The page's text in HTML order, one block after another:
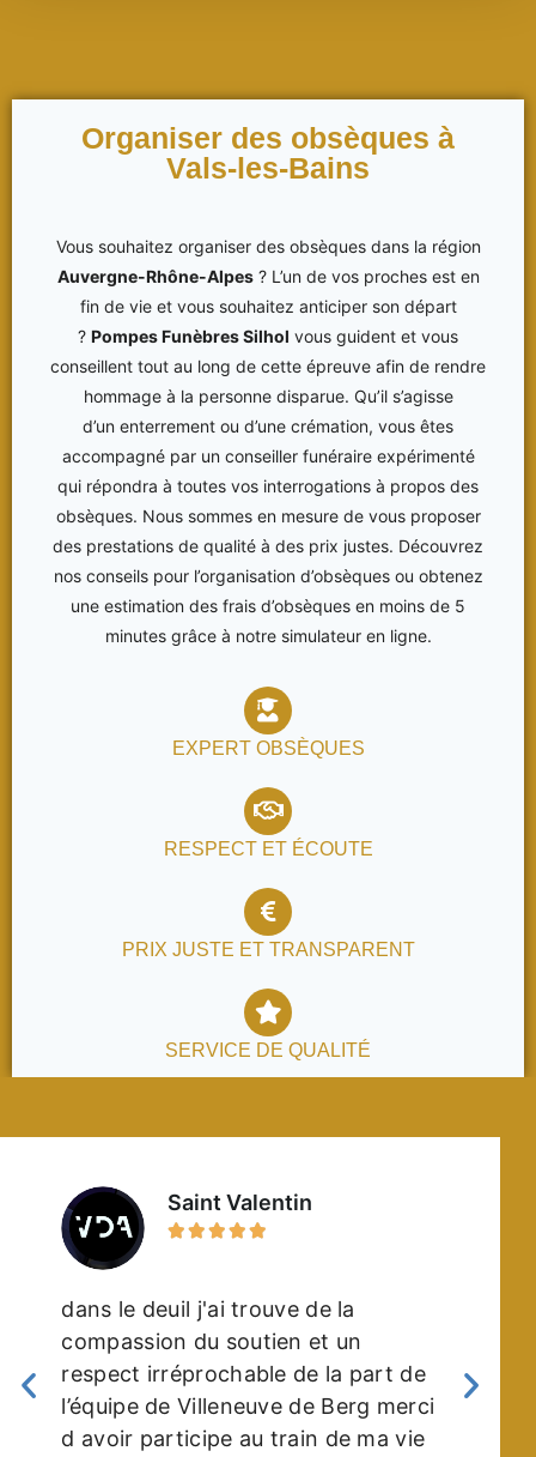
Organiser des obsèques à
Vals-les-Bains
Vous souhaitez organiser des obsèques dans la région
Auvergne-Rhône-Alpes? L’un de vos proches est en
fin de vie et vous souhaitez anticiper son départ
? Pompes Funèbres Silhol vous guident et vous
conseillent tout au long de cette épreuve afin de rendre
hommage à la personne disparue. Qu’il s’agisse
d’un enterrement ou d’une crémation, vous êtes
accompagné par un conseiller funéraire expérimenté
qui répondra à toutes vos interrogations à propos des
obsèques. Nous sommes en mesure de vous proposer
des prestations de qualité à des prix justes. Découvrez
nos conseils pour l’organisation d’obsèques ou obtenez
une estimation des frais d’obsèques en moins de 5
minutes grâce à notre simulateur en ligne.
EXPERT OBSÈQUES
RESPECT ET ÉCOUTE
PRIX JUSTE ET TRANSPARENT
SERVICE DE QUALITÉ
Saint Valentin
    
dans le deuil j'ai trouve de la
compassion du soutien et un
respect irréprochable de la part de
l’équipe de Villeneuve de Berg merci
d avoir participe au train de ma vie